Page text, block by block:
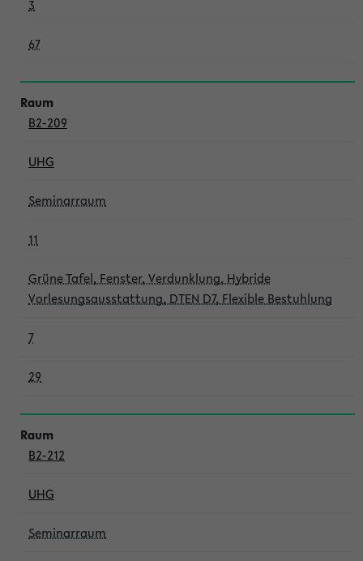
3
67
B2-209
UHG
Seminarraum
11
Grüne Tafel, Fenster, Verdunklung, Hybride
Vorlesungsausstattung, DTEN D7, Flexible Bestuhlung
7
29
B2-212
UHG
Seminarraum